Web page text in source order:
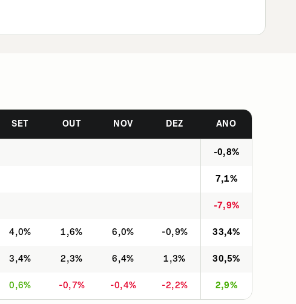
SET OUT NOV DEZ ANO
-0,8%
7,1%
-7,9%
4,0% 1,6% 6,0% -0,9% 33,4%
3,4% 2,3% 6,4% 1,3% 30,5%
0,6% -0,7% -0,4% -2,2% 2,9%